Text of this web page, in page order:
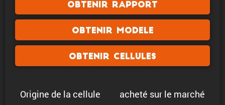
Obtenir rapport
Obtenir modele
Obtenir cellules
Origine de la cellule
acheté sur le marché